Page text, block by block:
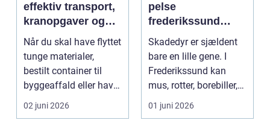
effektiv transport,
kranopgaver og
levering til hele
landet
Når du skal have flyttet
tunge materialer,
bestilt container til
byggeaffald eller have
leveret sand...
02 juni 2026
pelse
frederikssund
sådan holder du
hjem og
virksomhed fri for
uønskede gæster
Skadedyr er sjældent
bare en lille gene. I
Frederikssund kan
mus, rotter, borebiller,
mår, myrer, væ...
01 juni 2026